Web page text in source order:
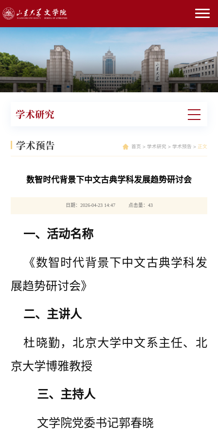
学术研究
学术预告 首页 > 学术研究 > 学术预告 > 正文
数智时代背景下中文古典学科发展趋势研讨会
日期：2026-04-23 14:47 点击量： 43
一、 活动名称
《数智时代背景下中文古典学科发
展趋势研讨会》
二、主讲人
杜晓勤 ， 北京大学中文系主任、北
京大学博雅教授
三、主持人
文学院党委书记郭春晓